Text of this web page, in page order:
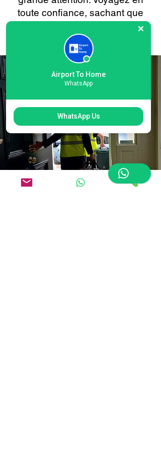
toute confiance, sachant que
bonnes mains à chaque étape.
Airport To Home
WhatsApp
WhatsApp Us